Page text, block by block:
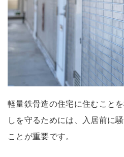
軽量鉄骨造の住宅に住むこと
しを守るためには、入居前に
ことが重要です。